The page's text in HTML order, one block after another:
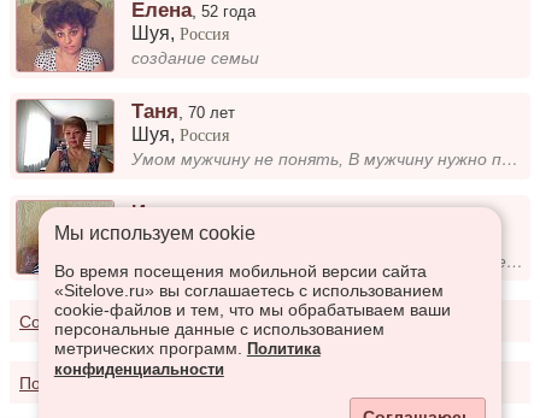
Елена,52 года
Шуя,Россия
создание семьи
Таня ,70 лет
Шуя,Россия
Умом мужчину не понять, В мужчину нужно просто верить. Он должен делом доказать, Что можно жизнь ему доверить. Умом мужч...
Ирина,
Шуя,Россия
Познакомлюсь с порядочным мужчиной для серьёзных отношений
Соглашение о предоставлении услуг
Политика конфиденциальности
Мы используем сookie
Во время посещения мобильной версии сайта
«Sitelove.ru» вы соглашаетесь с использованием
cookie-файлов и тем, что мы обрабатываем ваши
персональные данные с использованием
метрических программ.
Политика
конфиденциальности